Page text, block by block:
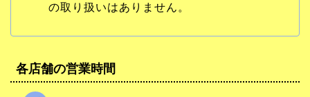
の取り扱いはありません。
各店舗の営業時間